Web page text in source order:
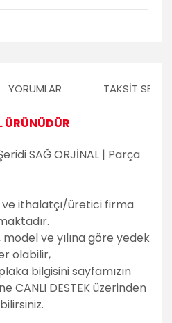
YORUMLAR TAKSIT
ÜRÜNÜDÜR
SAĞ ORJİNAL | Parça
ithalatçı/üretici firma
ve yılına göre yedek
olabilir,
bilgisini sayfamızın
CANLI DESTEK üzerinden